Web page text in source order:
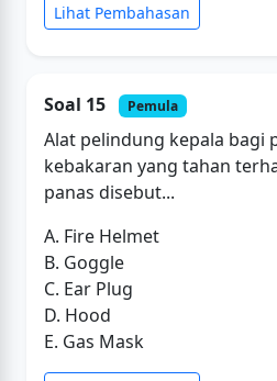
Lihat Pembahasan
Soal 15 Pemula
Alat pelindung kepala bagi
kebakaran yang tahan
panas disebut...
A. Fire Helmet
B. Goggle
C. Ear Plug
D. Hood
E. Gas Mask